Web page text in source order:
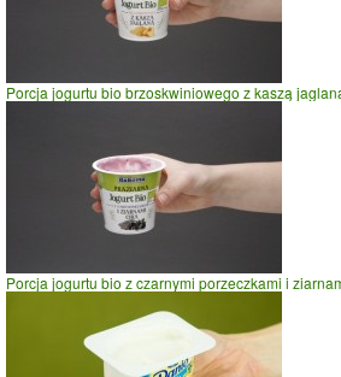
Porcja jogurtu bio brzoskwiniowego z kaszą
Porcja jogurtu bio z czarnymi porzeczkami i